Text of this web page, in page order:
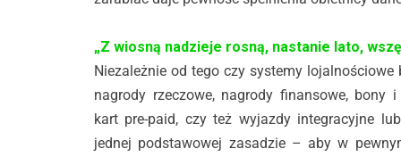
„Z wiosną nadzieje rosną, nastanie lato,
Niezależnie od tego czy systemy
nagrody rzeczowe, nagrody finansowe, bony
kart pre-paid, czy też wyjazdy integracyjne
jednej podstawowej zasadzie – aby w